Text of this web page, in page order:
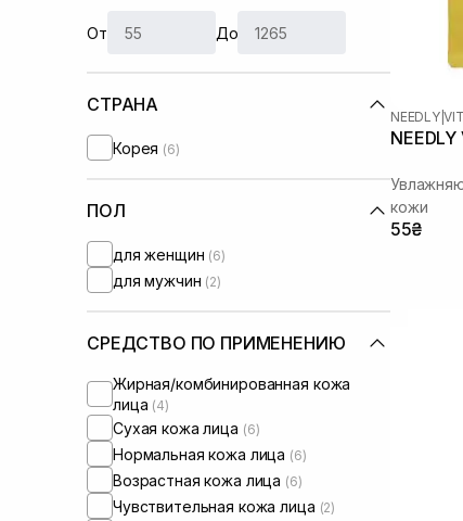
От До
СТРАНА
Корея (6)
ПОЛ
для женщин (6)
для мужчин (2)
СРЕДСТВО ПО ПРИМЕНЕНИЮ
Жирная/комбинированная кожа
лица (4)
Сухая кожа лица (6)
Нормальная кожа лица (6)
Возрастная кожа лица (6)
Чувствительная кожа лица (2)
NEEDLY|
кожи
55₴